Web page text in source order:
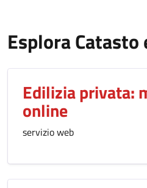
Esplora
Edilizia privata:
online
servizio web